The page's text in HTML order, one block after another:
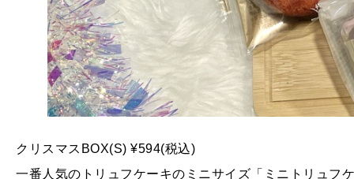
クリスマスBOX(S) ¥594(税込)
一番人気のトリュフケーキのミニサイズ「ミニトリュフ